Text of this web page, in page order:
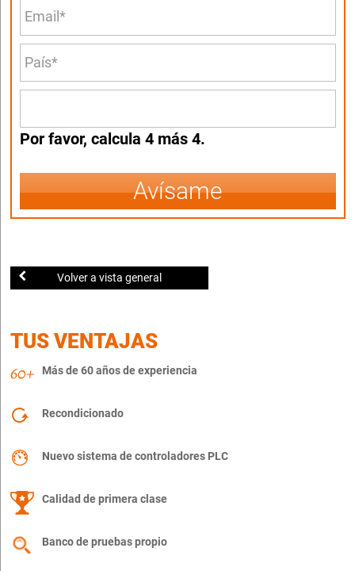
Por favor, calcula 4 más 4.
Avísame
Volver a vista general
TUS VENTAJAS
Más de 60 años de experiencia
Recondicionado
Nuevo sistema de controladores PLC
Calidad de primera clase
Banco de pruebas propio